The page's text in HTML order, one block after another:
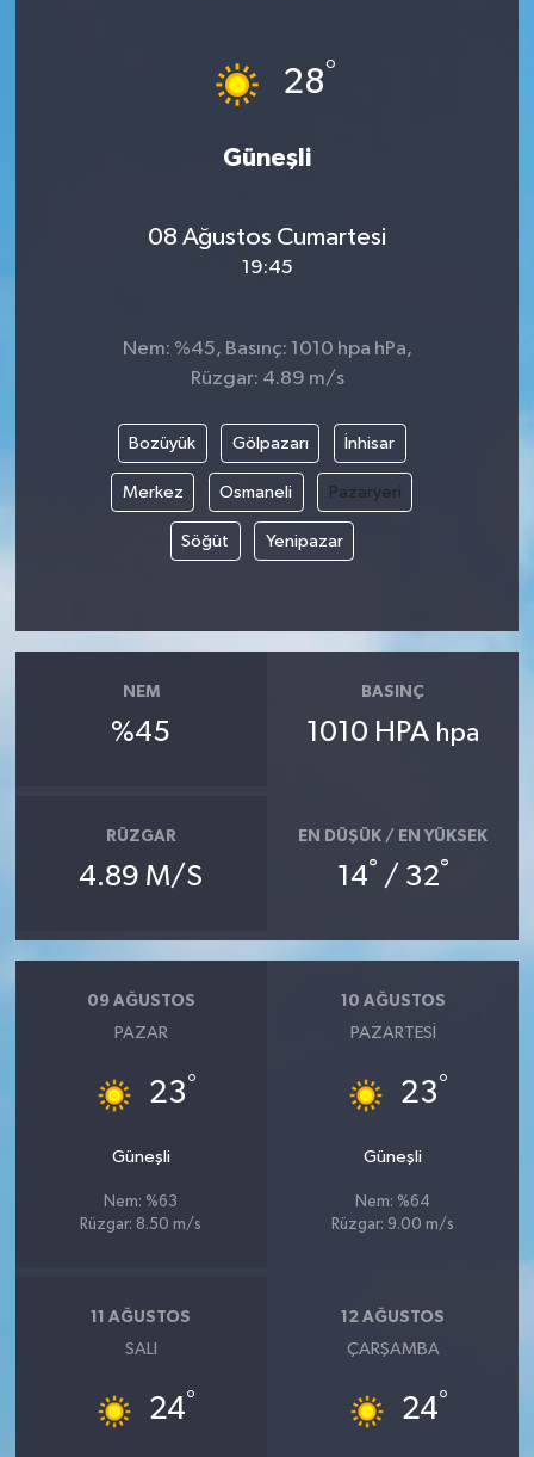
28°
Güneşli
08 Ağustos Cumartesi
19:45
Nem: %45, Basınç: 1010 hpa hPa,
Rüzgar: 4.89 m/s
Bozüyük Gölpazarı İnhisar
Merkez Osmaneli Pazaryeri
Söğüt Yenipazar
NEM
%45
BASINÇ
1010 HPA hpa
RÜZGAR
4.89 M/S
EN DÜŞÜK / EN YÜKSEK
14° / 32°
09 AĞUSTOS
PAZAR
23°
Güneşli
Nem: %63
Rüzgar: 8.50 m/s
10 AĞUSTOS
PAZARTESI
23°
Güneşli
Nem: %64
Rüzgar: 9.00 m/s
11 AĞUSTOS
SALI
24°
12 AĞUSTOS
ÇARŞAMBA
24°